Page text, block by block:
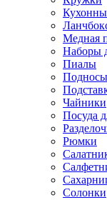
Медная
Наборы
Пиалы
Подносы
Чайники
Посуда
Рюмки
Солонки